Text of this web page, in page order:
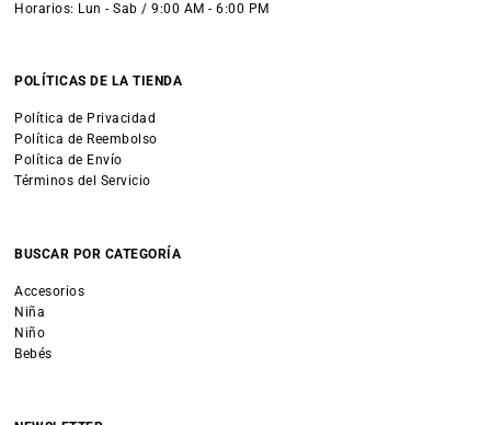
Horarios: Lun - Sab / 9:00 AM - 6:00 PM
POLÍTICAS DE LA TIENDA
Política de Privacidad
Política de Reembolso
Política de Envío
Términos del Servicio
BUSCAR POR CATEGORÍA
Accesorios
Niña
Niño
Bebés